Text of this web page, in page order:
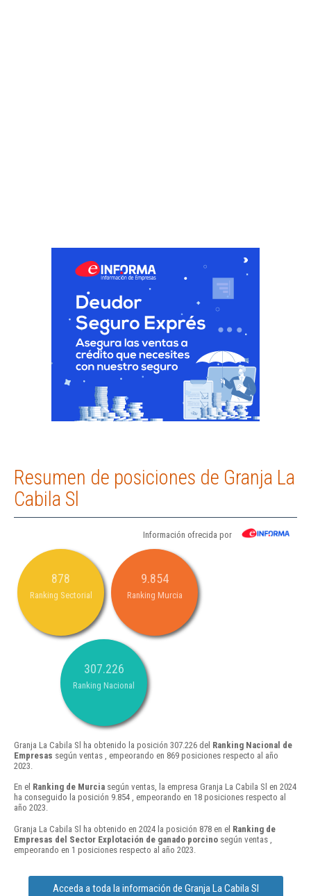
Resumen de posiciones de Granja La
Cabila Sl
Información ofrecida por
878
Ranking Sectorial
9.854
Ranking Murcia
307.226
Ranking Nacional
Granja La Cabila Sl ha obtenido la posición 307.226 del Ranking Nacional de
Empresas según ventas , empeorando en 869 posiciones respecto al año
2023.
En el Ranking de Murcia según ventas, la empresa Granja La Cabila Sl en 2024
ha conseguido la posición 9.854 , empeorando en 18 posiciones respecto al
año 2023.
Granja La Cabila Sl ha obtenido en 2024 la posición 878 en el Ranking de
Empresas del Sector Explotación de ganado porcino según ventas ,
empeorando en 1 posiciones respecto al año 2023.
Acceda a toda la información de Granja La Cabila Sl